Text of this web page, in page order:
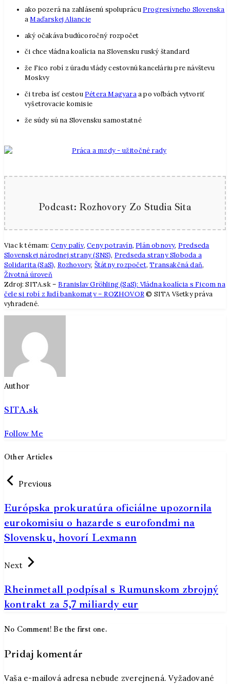
ako pozerá na zahlásenú spoluprácu Progresívneho Slovenska
aMaďarskej Aliancie
aký očakáva budúcoročný rozpočet
či chce vládna koalícia na Slovensku ruský štandard
že Fico robí z úradu vlády cestovnú kanceláriu pre návštevu
Moskvy
či treba ísť cestou Pétera Magyaraa po voľbách vytvoriť
vyšetrovacie komisie
že súdy sú na Slovensku samostatné
Podcast: Rozhovory Zo Studia Sita
Viac k témam: Ceny palív,Ceny potravín, Plán obnovy, Predseda
Slovenskej národnej strany (SNS), Predseda strany Sloboda a
Solidarita (SaS), Rozhovory, Štátny rozpočet,Transakčná daň,
Životná úroveň
Zdroj: SITA.sk – Branislav Gröhling (SaS): Vládna koalícia s Ficom na
čele si robí z ľudí bankomaty – ROZHOVOR© SITA Všetky práva
vyhradené.
Author
SITA.sk
Follow Me
Other Articles
Previous
Európska prokuratúra oficiálne upozornila
eurokomisiu o hazarde s eurofondmi na
Slovensku, hovorí Lexmann
Next
Rheinmetall podpísal s Rumunskom zbrojný
kontrakt za 5,7 miliardy eur
No Comment! Be the first one.
Pridaj komentár
Vaša e-mailová adresa nebude zverejnená. Vyžadované